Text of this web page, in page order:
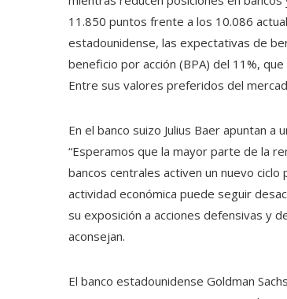
11.850 puntos frente a los 10.086
estadounidense, las expectativas de
beneficio por acción (BPA) del 11%,
Entre sus valores preferidos del
En el banco suizo Julius Baer apuntan
“Esperamos que la mayor parte de la
bancos centrales activen un nuevo
actividad económica puede seguir
su exposición a acciones defensivas y
aconsejan.
El banco estadounidense Goldman